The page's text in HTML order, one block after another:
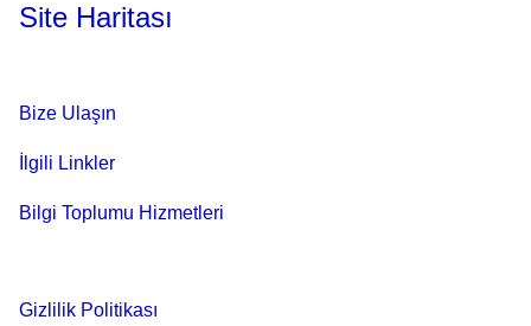
Site Haritası
Bize Ulaşın
İlgili Linkler
Bilgi Toplumu Hizmetleri
Gizlilik Politikası